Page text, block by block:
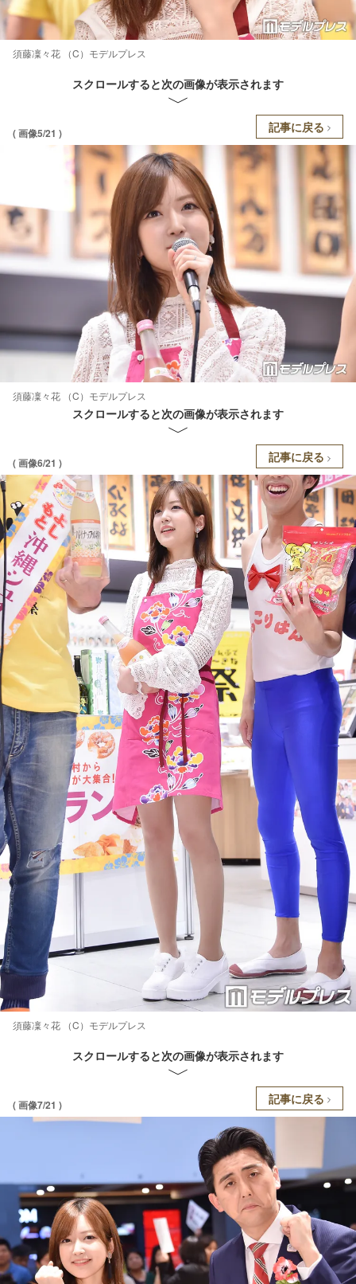
須藤凜々花 （C）モデルプレス
スクロールすると次の画像が表示されます
( 画像5/21 ) 記事に戻る
須藤凜々花 （C）モデルプレス
スクロールすると次の画像が表示されます
( 画像6/21 ) 記事に戻る
須藤凜々花 （C）モデルプレス
スクロールすると次の画像が表示されます
( 画像7/21 ) 記事に戻る